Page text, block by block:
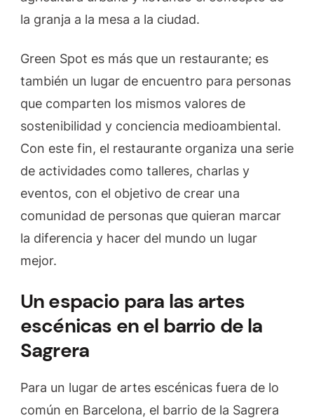
la granja a la mesa a la ciudad.
Green Spot es más que un restaurante; es
también un lugar de encuentro para personas
que comparten los mismos valores de
sostenibilidad y conciencia medioambiental.
Con este fin, el restaurante organiza una serie
de actividades como talleres, charlas y
eventos, con el objetivo de crear una
comunidad de personas que quieran marcar
la diferencia y hacer del mundo un lugar
mejor.
Un espacio para las artes
escénicas en el barrio de la
Sagrera
Para un lugar de artes escénicas fuera de lo
común en Barcelona, el barrio de la Sagrera